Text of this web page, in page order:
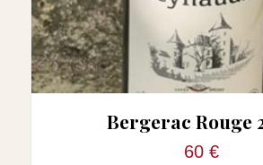
Bergerac Rouge
60 €